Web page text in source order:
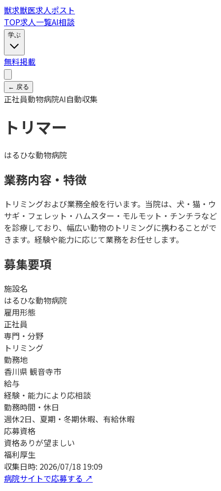
獣求獣医求人ポスト
TOP求人一覧AI相談
学ぶ
無料掲載
← 戻る
正社員動物病院AI自動収集
トリマー
はるひな動物病院
業務内容・特徴
トリミングおよび業務全般を行います。当院は、犬・猫・ウ
サギ・フェレット・ハムスター・モルモット・チンチラなど
を診療しており、幅広い動物のトリミングに携わることがで
きます。経験や能力に応じて業務をお任せします。
募集要項
施設名
はるひな動物病院
雇用形態
正社員
専門・分野
トリミング
勤務地
香川県 観音寺市
給与
経験・能力により応相談
勤務時間・休日
週休2日、夏期・冬期休暇、有給休暇
応募資格
資格ありが望ましい
福利厚生
収集日時: 2026/07/18 19:09
病院サイトで応募する ↗